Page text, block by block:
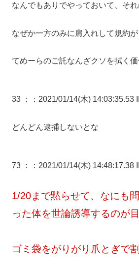
なんでもありでやっておいて、そ
なぜか一方のみに肩入れして規約
てめーらのご託なんざクソを拭く
33 ： ：2021/01/14(木) 14:03:35.53
どんどん逮捕しないとな
73 ： ：2021/01/14(木) 14:48:17.38
1/20まで黙らせて、なにも
った体を世論誘導するのが
ゴミ袋をがりがり爪とぎで